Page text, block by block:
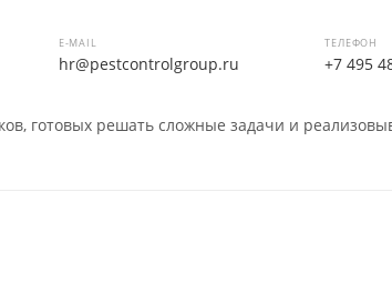
E-MAIL
hr@pestcontrolgroup.ru
ТЕЛЕФОН
+7 495
готовых решать сложные задачи и